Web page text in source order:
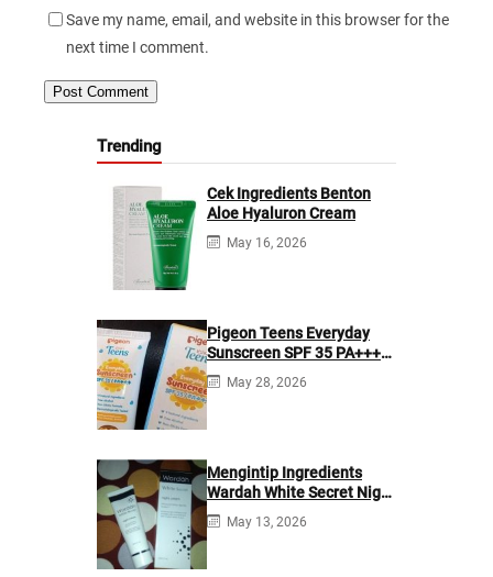
Save my name, email, and website in this browser for the
next time I comment.
Trending
Cek Ingredients Benton
Aloe Hyaluron Cream
May 16, 2026
Pigeon Teens Everyday
Sunscreen SPF 35 PA+++
Ingredients
May 28, 2026
Mengintip Ingredients
Wardah White Secret Night
Cream
May 13, 2026